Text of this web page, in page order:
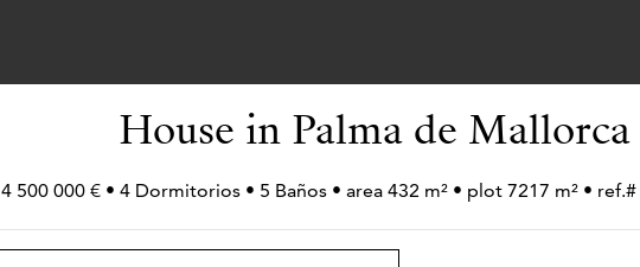
House in Palma de Mallorca
4 500 000 € • 4 Dormitorios • 5 Baños • area 432 m² • plot 7217 m² • ref.#